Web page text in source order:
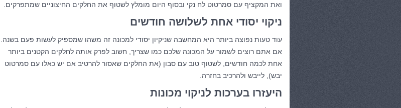
ואת המקציף עם סמרטוט לח נקי ובסוף היום מומלץ לשטוף את החלקים החיצוניים שמתפרקים.
ניקוי יסודי אחת לשלושה חודשים
עוד טעות נפוצה ביותר היא המחשבה שניקיון יסודי למכונה זה משהו שמספיק לעשות פעם בשנה.
אם אתם רוצים לשמור על המכונה שלכם כמו שצריך, חשוב לפרק אותה לחלקים הקטנים ביותר
אחת לכמה חודשים, לשטוף טוב עם סבון (את החלקים שאסור להרטיב אם יש כאלו עם סמרטוט
יבש), לייבש ולהרכיב בחזרה.
היעזרו בערכות לניקוי מכונות